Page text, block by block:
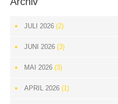
JULI 2026 (2)
JUNI 2026 (3)
MAI 2026 (3)
APRIL 2026 (1)